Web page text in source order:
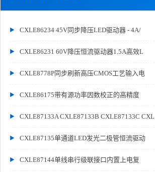
CXLE86234 45V同步降压LED驱动器 - 4A/
CXLE86231 60V降压恒流驱动器1.5A高效L
CXLE8778P同步刷新高压CMOS工艺输入电
CXLE86175带有源功率因数校正的高精度
CXLE87133A CXLE87133B CXLE87133C CXL
CXLE87135单通道LED发光二极管恒流驱动
CXLE87144单线串行级联接口内置上电复